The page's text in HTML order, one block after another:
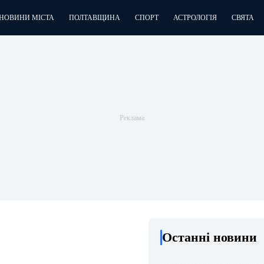
МІСТА ПОЛТАВЩИНА СПОРТ АСТРОЛОГІЯ СВЯТА
Останні новини